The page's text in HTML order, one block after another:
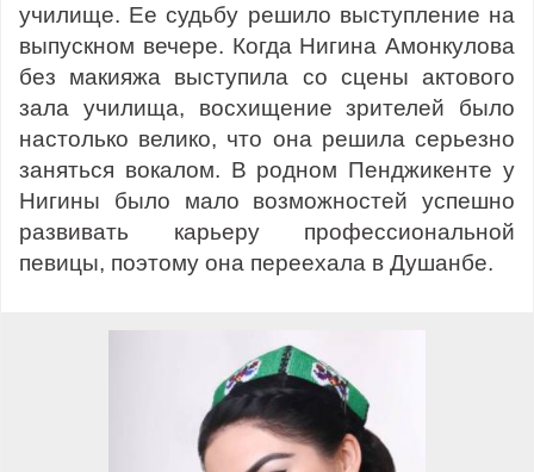
училище. Ее судьбу решило выступление на
выпускном вечере. Когда Нигина Амонкулова
без макияжа выступила со сцены актового
зала училища, восхищение зрителей было
настолько велико, что она решила серьезно
заняться вокалом. В родном Пенджикенте у
Нигины было мало возможностей успешно
развивать карьеру профессиональной
певицы, поэтому она переехала в Душанбе.